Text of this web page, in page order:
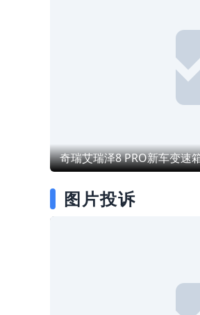
久度
设计
型该
否符
原厂
理方
拒不
障需
调。
开启
重故
若非
家宣
不作为
望4S店
件无
模块
图片投诉